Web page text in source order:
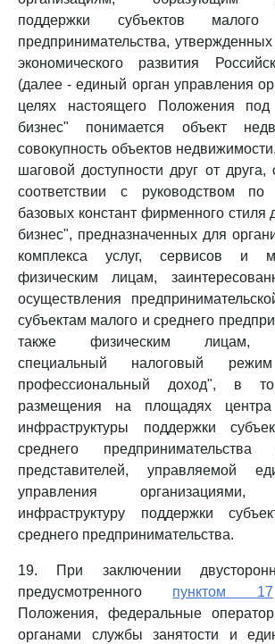
поддержки субъектов
предпринимательства,
экономического развития
(далее - единый орган управления
целях настоящего Положения
бизнес" понимается объект
совокупность объектов
шаговой доступности друг от
соответствии с руководством по
базовых констант фирменного стиля
бизнес", предназначенных для
комплекса услуг, сервисов и
физическим лицам,
осуществления
субъектам малого и среднего
также физическим лицам,
специальный налоговый
профессиональный доход", в
размещения на площадях
инфраструктуры поддержки
среднего
представителей, управляемой
управления организациями,
инфраструктуру поддержки
среднего предпринимательства.
19. При заключении
предусмотренного пунктом 17
Положения, федеральные
органами службы занятости и